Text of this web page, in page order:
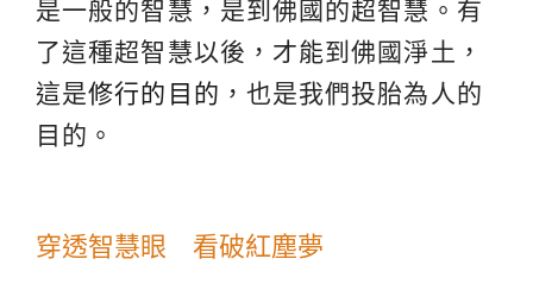
是一般的智慧，是到佛國的超智慧。有
了這種超智慧以後，才能到佛國淨土，
這是修行的目的 ，也是我們投胎為人的
目的。
穿透智慧眼 看破紅塵夢